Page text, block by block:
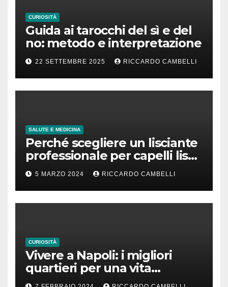
CURIOSITÀ
Guida ai tarocchi del sì e del
no: metodo e interpretazione
22 SETTEMBRE 2025 RICCARDO CAMBELLI
SALUTE E MEDICINA
Perché scegliere un lisciante
professionale per capelli lisci
che durano
5 MARZO 2024 RICCARDO CAMBELLI
CURIOSITÀ
Vivere a Napoli: i migliori
quartieri per una vita
familiare felice